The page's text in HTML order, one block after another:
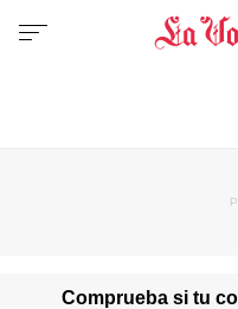
Comprueba si tu